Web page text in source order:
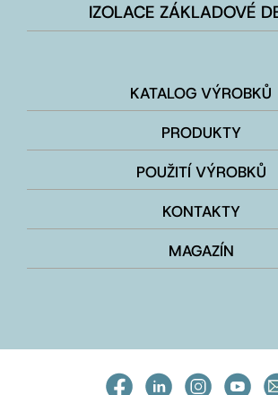
IZOLACE ZÁKLADOVÉ
KATALOG VÝROBKŮ
PRODUKTY
POUŽITÍ VÝROBKŮ
KONTAKTY
MAGAZÍN